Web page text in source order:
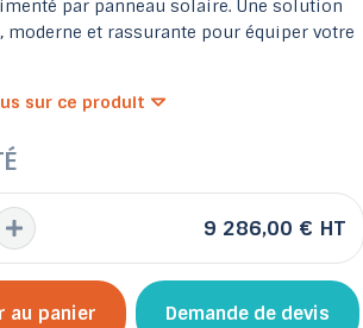
bacs
par panneau solaire. Une solution
moderne et rassurante pour équiper votre
sur ce produit
9 286,00 € HT
au panier Demande de devis